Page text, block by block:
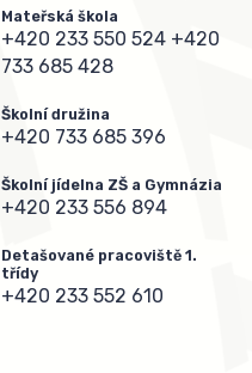
Mateřská škola
+420 233 550 524 +420
733 685 428
Školní družina
+420 733 685 396
Školní jídelna ZŠ a Gymnázia
+420 233 556 894
Detašované pracoviště 1.
třídy
+420 233 552 610